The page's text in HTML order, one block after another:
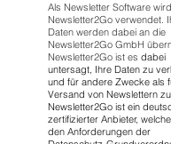
Als Newsletter Software wird
Newsletter2Go verwendet.
Daten werden dabei an die
Newsletter2Go GmbH
Newsletter2Go ist es dabei
untersagt, Ihre Daten zu
und für andere Zwecke als
Versand von Newslettern
Newsletter2Go ist ein
zertifizierter Anbieter,
den Anforderungen der